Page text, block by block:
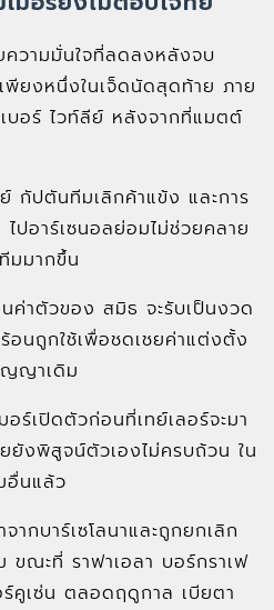
วามมั่นใจที่ลดลงหลังจบ
ยงหนึ่งในเจ็ดนัดสุดท้าย ภาย
บอร์ ไวท์ลีย์ หลังจากที่แมตต์
กัปตันทีมเลิกค้าแข้ง และการ
อาร์เซนอลย่อมไม่ช่วยคลาย
มมากขึ้น
ค่าตัวของ สมิธ จะรับเป็นงวด
นถูกใช้เพื่อชดเชยค่าแต่งตั้ง
ญญาเดิม
ร์เปิดตัวก่อนที่เทย์เลอร์จะมา
ยังพิสูจน์ตัวเองไม่ครบถ้วน ใน
อื่นแล้ว
ากบาร์เซโลนาและถูกยกเลิก
ณะที่ ราฟาเอลา บอร์กราเฟ
ร์คูเซ่น ตลอดฤดูกาล เบียตา